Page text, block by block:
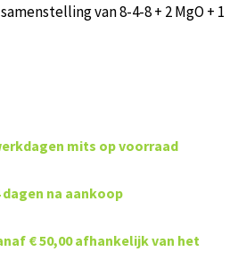
van 8-4-8 + 2 MgO + 1
mits op voorraad
na aankoop
€ 50,00 afhankelijk van het